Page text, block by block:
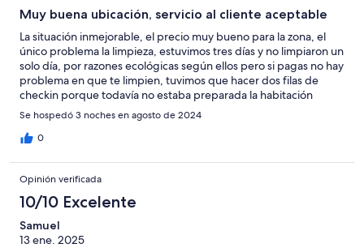
Muy buena ubicación, servicio al cliente aceptable
La situación inmejorable, el precio muy bueno para la zona, el
único problema la limpieza, estuvimos tres días y no limpiaron un
solo día, por razones ecológicas según ellos pero si pagas no hay
problema en que te limpien, tuvimos que hacer dos filas de
checkin porque todavía no estaba preparada la habitación
Se hospedó 3 noches en agosto de 2024
0
Opinión verificada
10/10 Excelente
Samuel
13 ene. 2025